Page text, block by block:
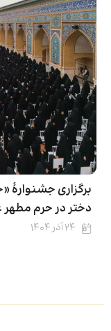
دختر در حرم مطهر
۲۴ آذر ۱۴۰۴